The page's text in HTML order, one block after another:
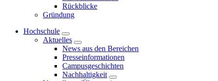
Rückblicke
Gründung
Hochschule
Aktuelles
News aus den Bereichen
Presseinformationen
Campusgeschichten
Nachhaltigkeit